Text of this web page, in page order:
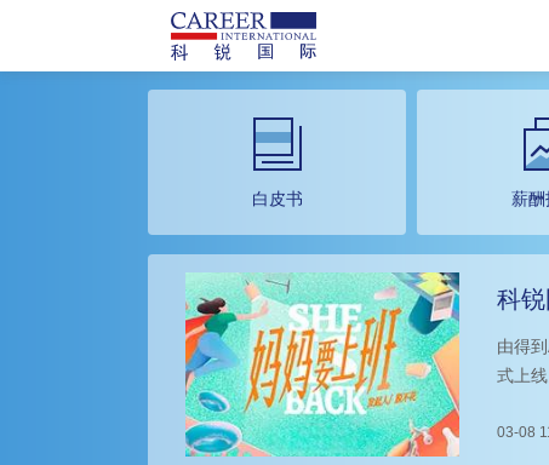
白皮书 薪
科
由得
式上
向、
03-08